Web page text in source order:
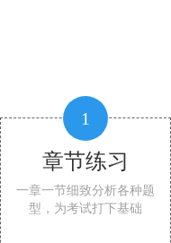
1
章节练习
一章一节细致分析各种题
型，为考试打下基础